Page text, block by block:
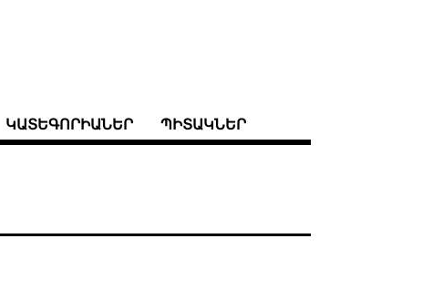
ԿԱՏԵԳՈՐԻԱՆԵՐ ՊԻՏԱԿՆԵՐ